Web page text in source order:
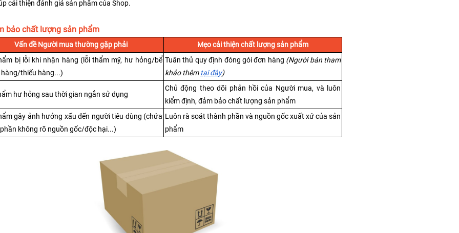
cải thiện đánh giá sản phẩm của Shop.
bảo chất lượng sản phẩm
Vấn đề Người mua thường gặp phải
Mẹo cải thiện chất lượng sản phẩm
bị lỗi khi nhận hàng (lỗi thẩm mỹ, hư hỏng/bể
hàng/thiếu hàng...)
Tuân thủ quy định đóng gói đơn hàng (Người bán tham
khảo thêm tại đây)
hư hỏng sau thời gian ngắn sử dụng
Chủ động theo dõi phản hồi của Người mua, và luôn
kiểm định, đảm bảo chất lượng sản phẩm
gây ảnh hưởng xấu đến người tiêu dùng (chứa
không rõ nguồn gốc/độc hại...)
Luôn rà soát thành phần và nguồn gốc xuất xứ của sản
phẩm